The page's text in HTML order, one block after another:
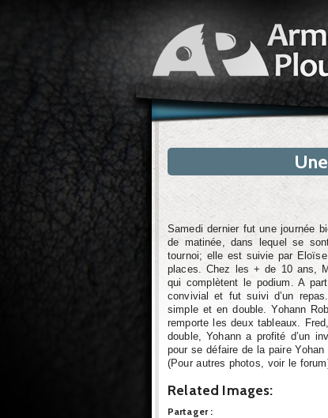
Samedi dernier fut une journée
de matinée, dans lequel se
tournoi; elle est suivie par
places. Chez les + de 10 ans,
qui complètent le podium. A
convivial et fut suivi d’un
simple et en double. Yohann
remporte les deux tableaux.
double, Yohann a profité d’un
pour se défaire de la paire
(Pour autres photos, voir le
Related Images:
Partager :